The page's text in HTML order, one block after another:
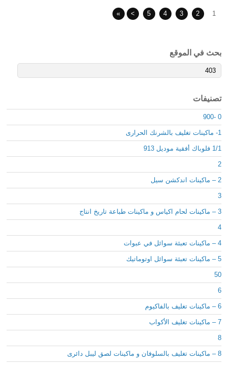
1
2
3
4
5
>
»
بحث في الموقع
تصنيفات
0 -900
1- ماكينات تغليف بالشرنك الحرارى
1/1 فلوباك أفقية موديل 913
2
2 – ماكينات اندكشن سيل
3
3 – ماكينات لحام اكياس و ماكينات طباعة تاريخ انتاج
4
4 – ماكينات تعبئة سوائل في عبوات
5 – ماكينات تعبئة سوائل اوتوماتيك
50
6
6 – ماكينات تغليف بالفاكيوم
7 – ماكينات تغليف الأكواب
8
8 – ماكينات تغليف بالسلوفان و ماكينات لصق ليبل دائرى